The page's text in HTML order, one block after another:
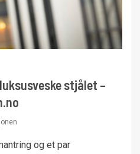
stjålet –
og et par